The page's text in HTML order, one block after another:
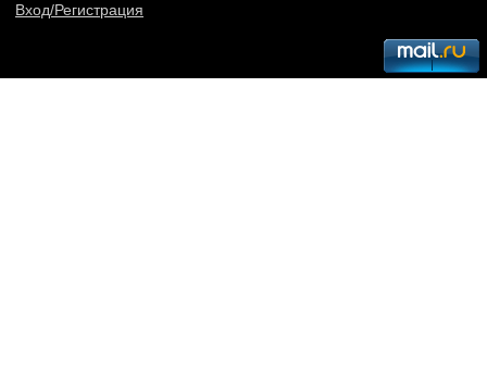
Вход/Регистрация